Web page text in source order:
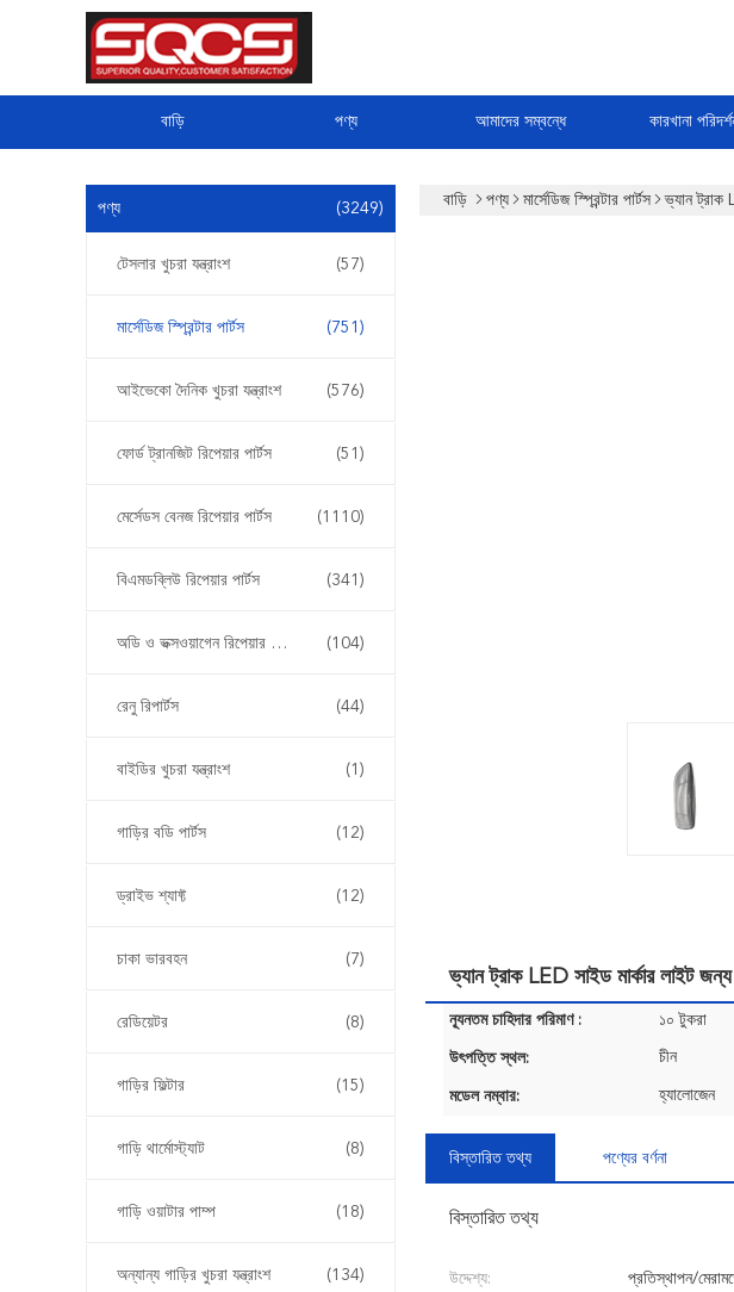
বাড়ি পণ্য আমাদের সম্বন্ধে কারখানা
পণ্য (3249)
টেসলার খুচরা যন্ত্রাংশ (57)
মার্সেডিজ স্প্রিন্টার পার্টস (751)
আইভেকো দৈনিক খুচরা যন্ত্রাংশ (576)
ফোর্ড ট্রানজিট রিপেয়ার পার্টস (51)
মের্সেডস বেনজ রিপেয়ার পার্টস (1110)
বিএমডব্লিউ রিপেয়ার পার্টস (341)
অডি ও ভক্সওয়াগেন রিপেয়ার পার্টস (104)
রেনু রিপার্টস (44)
বাইডির খুচরা যন্ত্রাংশ (1)
গাড়ির বডি পার্টস (12)
ড্রাইভ শ্যাফ্ট (12)
চাকা ভারবহন (7)
রেডিয়েটর (8)
গাড়ির ফিল্টার (15)
গাড়ি থার্মোস্ট্যাট (8)
গাড়ি ওয়াটার পাম্প (18)
অন্যান্য গাড়ির খুচরা যন্ত্রাংশ (134)
বাড়ি পণ্য মার্সেডিজ স্প্রিন্টার পার্টস ভ্যান
ভ্যান ট্রাক LED সাইড মার্কার
ন্যূনতম চাহিদার পরিমাণ : ১০ টুকরা
উৎপত্তি স্থল: চীন
মডেল নম্বার: হ্যালোজেন
বিস্তারিত তথ্য পণ্যের বর্ণনা
বিস্তারিত তথ্য
উদ্দেশ্য: প্রতিস্থাপন/